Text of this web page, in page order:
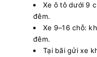
Xe ô tô dưới 9
đêm.
Xe 9–16 chỗ:
đêm.
Tại bãi gửi xe